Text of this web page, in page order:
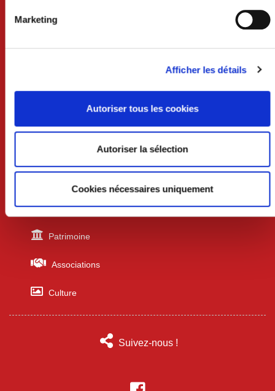
Marketing
Afficher les détails
Autoriser tous les cookies
Autoriser la sélection
Cookies nécessaires uniquement
Jeudi 8h30-12h
Sports
Patrimoine
Associations
Culture
Suivez-nous !